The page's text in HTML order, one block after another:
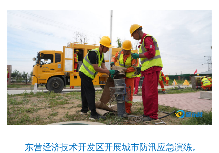
东营经济技术开发区开展城市防汛应急演练。